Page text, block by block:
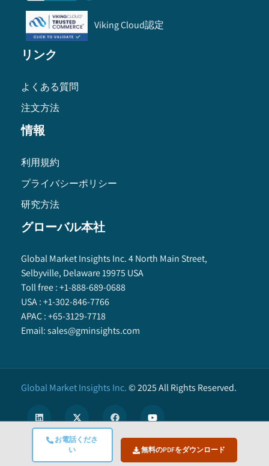
お電話くださ
い
無料のPDFをダウンロード
Viking Cloud認定
リンク
よくある質問
注文方法
情報
利用規約
プライバシーポリシー
研究方法
グローバル本社
Global Market Insights Inc. 4 North Main Street,
Selbyville, Delaware 19975 USA
Toll free :+1-888-689-0688
USA :+1-302-846-7766
APAC :+65-3129-7718
Email:sales@gminsights.com
Global Market Insights Inc.©2025All Rights Reserved.
We use cookies to enhance user experience. (